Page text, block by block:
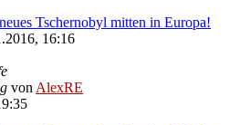
Tschernobyl mitten in Europa!
16:16
von AlexRE